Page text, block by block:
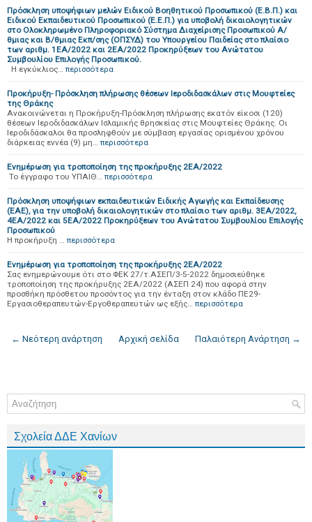
Πρόσκληση υποψήφιων μελών Ειδικού Βοηθητικού Προσωπικού (Ε.Β.Π.) και
Ειδικού Εκπαιδευτικού Προσωπικού (Ε.Ε.Π.) για υποβολή δικαιολογητικών
στο Ολοκληρωμένο Πληροφοριακό Σύστημα Διαχείρισης Προσωπικού Α/
θμιας και Β/θμιας Εκπ/σης (ΟΠΣΥΔ) του Υπουργείου Παιδείας στο πλαίσιο
των αριθμ. 1ΕA/2022 και 2ΕA/2022 Προκηρύξεων του Ανώτατου
Συμβουλίου Επιλογής Προσωπικού.
Η εγκύκλιος… περισσότερα
Προκήρυξη- Πρόσκληση πλήρωσης θέσεων Ιεροδιδασκάλων στις Μουφτείες
της Θράκης
Ανακοινώνεται η Προκήρυξη-Πρόσκληση πλήρωσης εκατόν είκοσι (120)
θέσεων Ιεροδιδασκάλων Ισλαμικής θρησκείας στις Μουφτείες Θράκης. Οι
Ιεροδιδάσκαλοι θα προσληφθούν με σύμβαση εργασίας ορισμένου χρόνου
διάρκειας εννέα (9) μη… περισσότερα
Ενημέρωση για τροποποίηση της προκήρυξης 2ΕΑ/2022
Το έγγραφο του ΥΠΑΙΘ… περισσότερα
Πρόσκληση υποψήφιων εκπαιδευτικών Ειδικής Αγωγής και Εκπαίδευσης
(ΕΑΕ), για την υποβολή δικαιολογητικών στο πλαίσιο των αριθμ. 3ΕA/2022,
4ΕA/2022 και 5ΕA/2022 Προκηρύξεων του Ανώτατου Συμβουλίου Επιλογής
Προσωπικού
Η προκήρυξη … περισσότερα
Ενημέρωση για τροποποίηση της προκήρυξης 2ΕΑ/2022
Σας ενημερώνουμε ότι στο ΦΕΚ 27/τ.ΑΣΕΠ/3-5-2022 δημοσιεύθηκε
τροποποίηση της προκήρυξης 2ΕΑ/2022 (ΑΣΕΠ 24) που αφορά στην
προσθήκη πρόσθετου προσόντος για την ένταξη στον κλάδο ΠΕ29-
Εργασιοθεραπευτών-Εργοθεραπευτών ως εξής… περισσότερα
← Νεότερη ανάρτηση Παλαιότερη Ανάρτηση →
Αρχική σελίδα
Σχολεία ΔΔΕ Χανίων